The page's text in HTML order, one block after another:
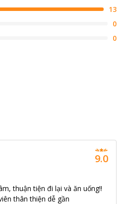
13
0
0
thuận tiện đi lại và ăn uống!!
thân thiện dễ gần
9.0